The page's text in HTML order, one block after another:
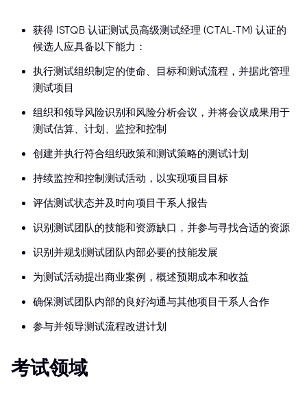
获得 ISTQB 认证测试员高级测试经理 (CTAL-TM) 认证的
候选人应具备以下能力：
执行测试组织制定的使命、目标和测试流程，并据此管理
测试项目
组织和领导风险识别和风险分析会议，并将会议成果用于
测试估算、计划、监控和控制
创建并执行符合组织政策和测试策略的测试计划
持续监控和控制测试活动，以实现项目目标
评估测试状态并及时向项目干系人报告
识别测试团队的技能和资源缺口，并参与寻找合适的资源
识别并规划测试团队内部必要的技能发展
为测试活动提出商业案例，概述预期成本和收益
确保测试团队内部的良好沟通与其他项目干系人合作
参与并领导测试流程改进计划
考试领域